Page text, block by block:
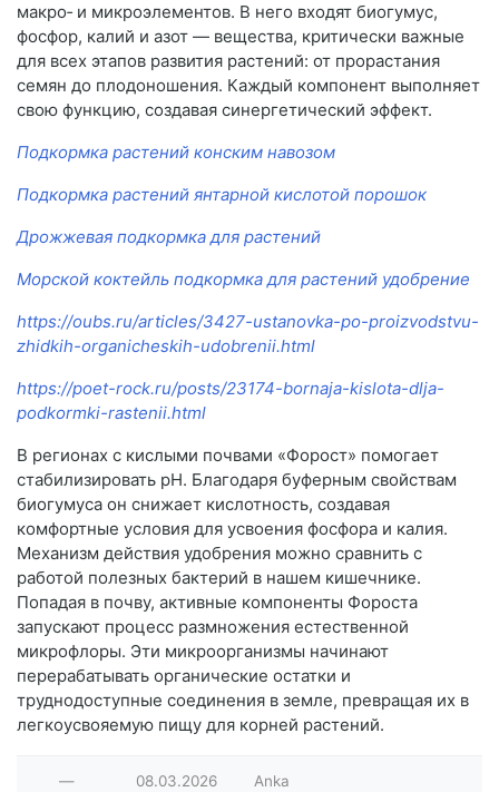
макро‑ и микроэлементов. В него входят биогумус,
фосфор, калий и азот — вещества, критически важные
для всех этапов развития растений: от прорастания
семян до плодоношения. Каждый компонент выполняет
свою функцию, создавая синергетический эффект.
Подкормка растений конским навозом
Подкормка растений янтарной кислотой порошок
Дрожжевая подкормка для растений
Морской коктейль подкормка для растений удобрение
https://oubs.ru/articles/3427-ustanovka-po-proizvodstvu-
zhidkih-organicheskih-udobrenii.html
https://poet-rock.ru/posts/23174-bornaja-kislota-dlja-
podkormki-rastenii.html
В регионах с кислыми почвами «Форост» помогает
стабилизировать pH. Благодаря буферным свойствам
биогумуса он снижает кислотность, создавая
комфортные условия для усвоения фосфора и калия.
Механизм действия удобрения можно сравнить с
работой полезных бактерий в нашем кишечнике.
Попадая в почву, активные компоненты Фороста
запускают процесс размножения естественной
микрофлоры. Эти микроорганизмы начинают
перерабатывать органические остатки и
труднодоступные соединения в земле, превращая их в
легкоусвояемую пищу для корней растений.
— 08.03.2026 Anka